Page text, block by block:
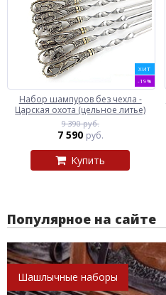
ХИТ
-19%
Набор шампуров без чехла -
Царская охота (цельное литье)
9 390 руб.
7 590 руб.
Купить
Популярное на сайте
Шашлычные наборы